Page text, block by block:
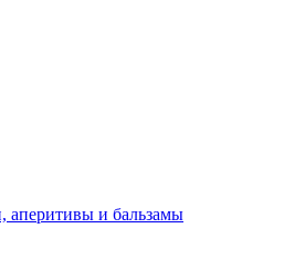
аперитивы и бальзамы